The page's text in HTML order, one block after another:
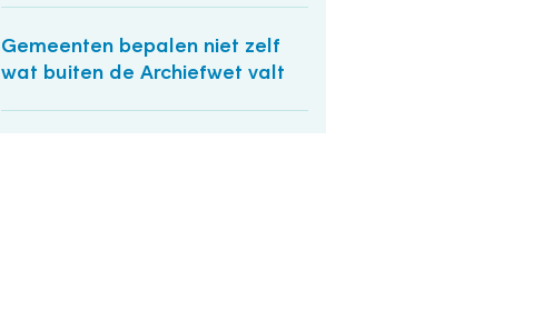
Gemeenten bepalen niet zelf
wat buiten de Archiefwet valt